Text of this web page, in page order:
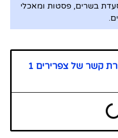
מסעדת בשרים, פסטות ומאכלי
ים.
מבט מהיר על דרכי יצירת קשר של צפרירים 1